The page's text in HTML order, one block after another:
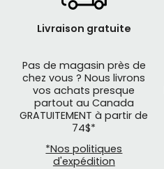
Livraison gratuite
Pas de magasin près de
chez vous ? Nous livrons
vos achats presque
partout au Canada
GRATUITEMENT à partir de
74$*
*Nos politiques
d'expédition